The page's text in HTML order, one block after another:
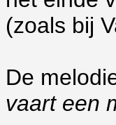
(zoals bij
De
vaart een